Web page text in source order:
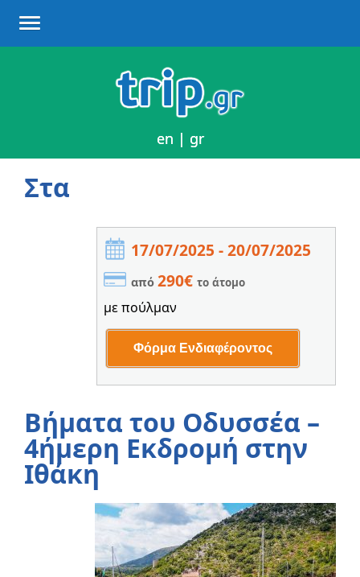
en | gr
en | gr
17/07/2025 - 20/07/2025
από 290€ το άτομο
με πούλμαν
Στα
Βήματα του Οδυσσέα –
4ήμερη Εκδρομή στην
Ιθάκη